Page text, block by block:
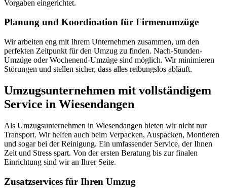
Vorgaben eingerichtet.
Planung und Koordination für Firmenumzüge
Wir arbeiten eng mit Ihrem Unternehmen zusammen, um den
perfekten Zeitpunkt für den Umzug zu finden. Nach-Stunden-
Umzüge oder Wochenend-Umzüge sind möglich. Wir minimieren
Störungen und stellen sicher, dass alles reibungslos abläuft.
Umzugsunternehmen mit vollständigem
Service in Wiesendangen
Als Umzugsunternehmen in Wiesendangen bieten wir nicht nur
Transport. Wir helfen auch beim Verpacken, Auspacken, Montieren
und sogar bei der Reinigung. Ein umfassender Service, der Ihnen
Zeit und Stress spart. Von der ersten Beratung bis zur finalen
Einrichtung sind wir an Ihrer Seite.
Zusatzservices für Ihren Umzug